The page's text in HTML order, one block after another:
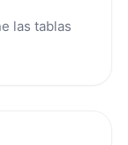
las tablas